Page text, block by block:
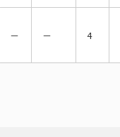
－ － 4